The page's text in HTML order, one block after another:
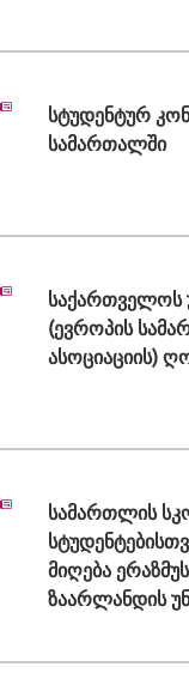
სტუდენტურ
სამართალში
საქართველოს
(ევროპის
ასოციაციის)
სამართლის
მიღება
ზაარლანდის